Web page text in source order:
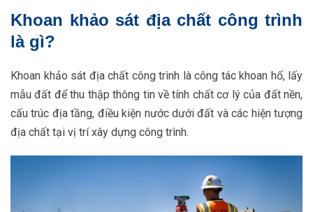
Khoan khảo sát địa chất công trình
là gì?
Khoan khảo sát địa chất công trình là công tác khoan hố, lấy
mẫu đất để thu thập thông tin về tính chất cơ lý của đất nền,
cấu trúc địa tầng, điều kiện nước dưới đất và các hiện tượng
địa chất tại vị trí xây dựng công trình.